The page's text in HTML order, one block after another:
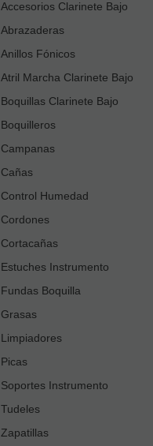
Accesorios Clarinete Bajo
Abrazaderas
Anillos Fónicos
Atril Marcha Clarinete Bajo
Boquillas Clarinete Bajo
Boquilleros
Campanas
Cañas
Control Humedad
Cordones
Cortacañas
Estuches Instrumento
Fundas Boquilla
Grasas
Limpiadores
Picas
Soportes Instrumento
Tudeles
Zapatillas